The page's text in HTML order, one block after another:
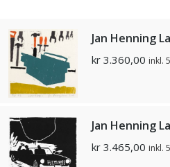
Jan Henning
kr 3.360,00 inkl.
Jan Henning
kr 3.465,00 inkl.